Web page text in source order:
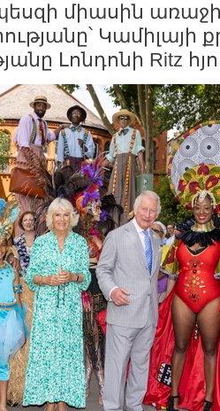
միասին
Կամիլայի
Լոնդոնի Ritz